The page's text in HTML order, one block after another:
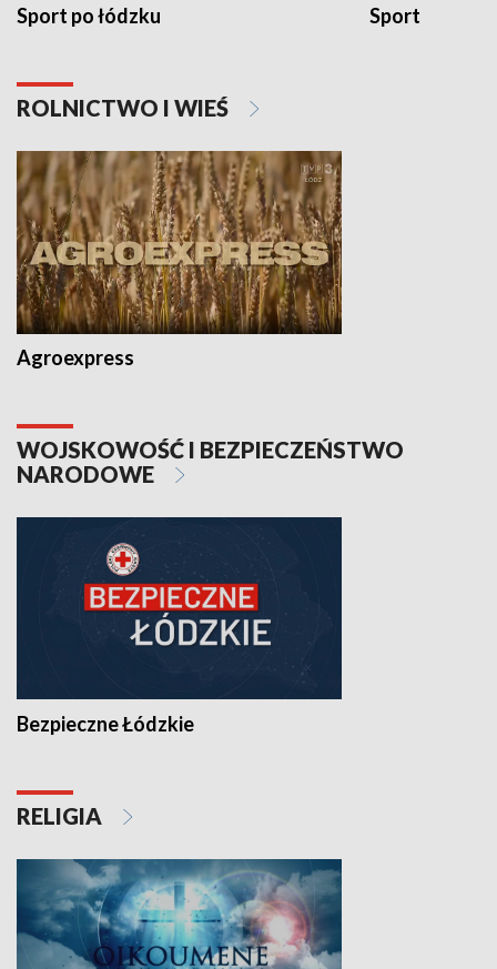
Sport po łódzku Sport
ROLNICTWO I WIEŚ
Agroexpress
WOJSKOWOŚĆ I BEZPIECZEŃSTWO
NARODOWE
Bezpieczne Łódzkie
RELIGIA